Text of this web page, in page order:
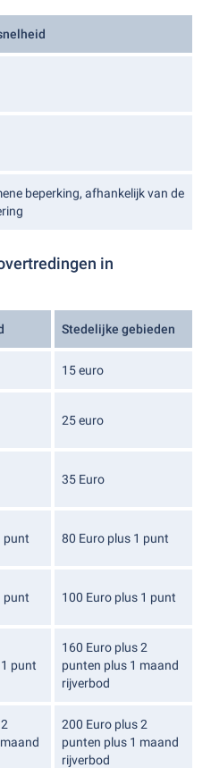
beperking, afhankelijk van de
in
Stedelijke gebieden
15 euro
25 euro
35 Euro
punt 80 Euro plus 1 punt
punt 100 Euro plus 1 punt
punt
160 Euro plus 2
punten plus 1 maand
rijverbod
200 Euro plus 2
punten plus 1 maand
rijverbod